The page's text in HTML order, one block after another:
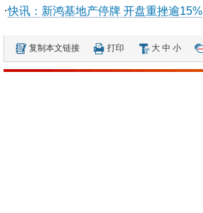
·快讯：新鸿基地产停牌 开盘重挫逾15%
复制本文链接 打印 大 中 小